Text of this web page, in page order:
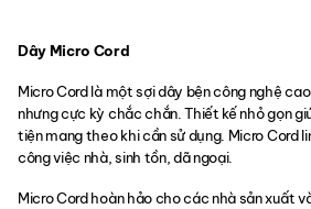
Dây Micro Cord
Micro Cord là một sợi dây bện công nghệ
nhưng cực kỳ chắc chắn. Thiết kế nhỏ gọn
tiện mang theo khi cần sử dụng. Micro Cord
công việc nhà, sinh tồn, dã ngoại.
Micro Cord hoàn hảo cho các nhà sản xuất